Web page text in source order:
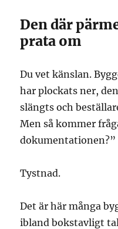
Den där
prata om
Du vet känslan.
har plockats ner,
slängts och
Men så kommer
dokumentationen?”
Tystnad.
Det är här många
ibland bokstavligt